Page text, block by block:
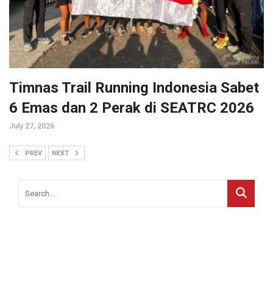
Timnas Trail Running Indonesia Sabet
6 Emas dan 2 Perak di SEATRC 2026
July 27, 2026
PREV NEXT